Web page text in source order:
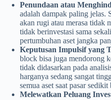
Penundaan atau
adalah dampak paling jelas.
akan rugi atau merasa tidak
tidak berinvestasi sama
pertumbuhan aset jangka
Keputusan Impulsif yang
block bisa juga mendorong
tidak didasarkan pada
harganya sedang sangat
semua aset saat pasar
Melewatkan Peluang